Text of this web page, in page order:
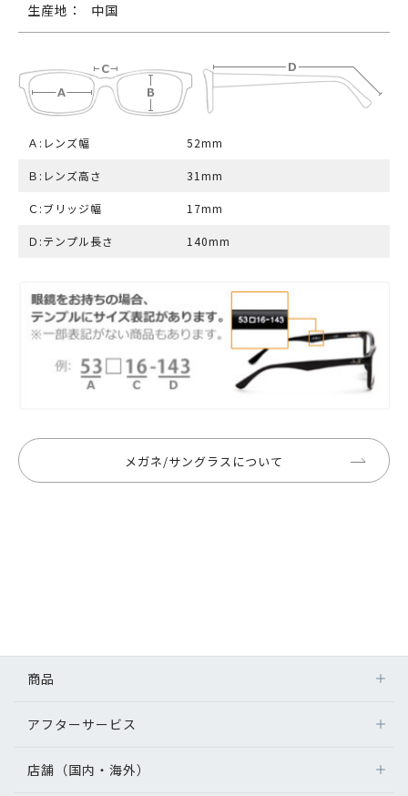
生産地： 中国
Ａ:レンズ幅 52mm
Ｂ:レンズ高さ 31mm
Ｃ:ブリッジ幅 17mm
Ｄ:テンプル長さ 140mm
メガネ/サングラスについて
商品
アフターサービス
店舗（国内・海外）